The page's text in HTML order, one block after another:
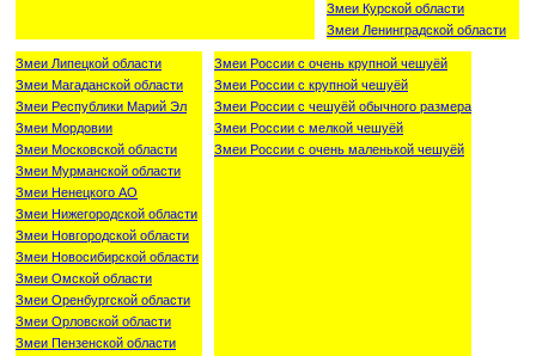
Змеи Курской области
Змеи Ленинградской области
Змеи Липецкой области
Змеи Магаданской области
Змеи Республики Марий Эл
Змеи Мордовии
Змеи Московской области
Змеи Мурманской области
Змеи Ненецкого АО
Змеи Нижегородской области
Змеи Новгородской области
Змеи Новосибирской области
Змеи Омской области
Змеи Оренбургской области
Змеи Орловской области
Змеи Пензенской области
Змеи России с очень крупной чешуёй
Змеи России с крупной чешуёй
Змеи России с чешуёй обычного размера
Змеи России с мелкой чешуёй
Змеи России с очень маленькой чешуёй